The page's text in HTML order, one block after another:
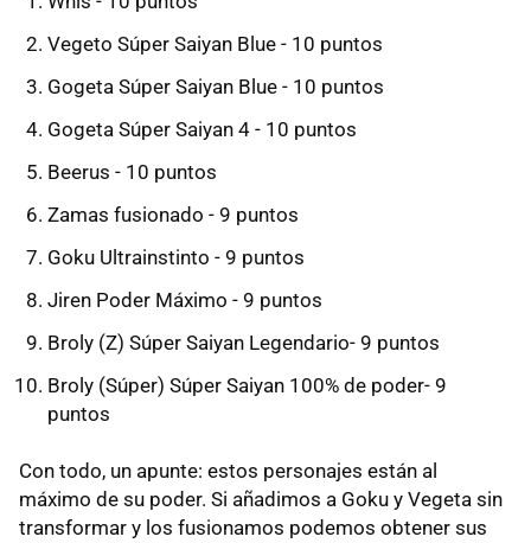
Vegeto Súper Saiyan Blue - 10 puntos
Gogeta Súper Saiyan Blue - 10 puntos
Gogeta Súper Saiyan 4 - 10 puntos
Beerus - 10 puntos
Zamas fusionado - 9 puntos
Goku Ultrainstinto - 9 puntos
Jiren Poder Máximo - 9 puntos
Broly (Z) Súper Saiyan Legendario- 9 puntos
Broly (Súper) Súper Saiyan 100% de poder- 9
puntos
Con todo, un apunte: estos personajes están al
máximo de su poder. Si añadimos a Goku y Vegeta sin
transformar y los fusionamos podemos obtener sus